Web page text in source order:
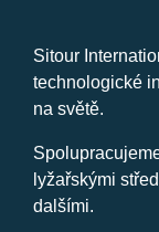
Sitour
technologické
na světě.
lyžařskými
dalšími.